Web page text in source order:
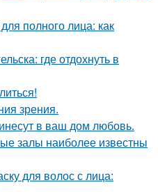
полного лица: как
где отдохнуть в
зрения.
в ваш дом любовь.
залы наиболее известны
для волос с лица: